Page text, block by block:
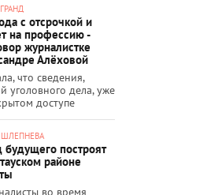
с отсрочкой и
на профессию -
журналистке
Алёховой
что сведения,
уголовного дела, уже
доступе
будущего построят
районе
во время